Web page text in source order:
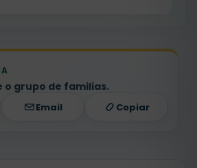
o grupo de familias.
Email Copiar